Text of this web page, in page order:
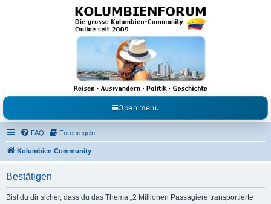
Kolumbienforum - Das
grosse Forum der
Freunde Kolumbiens
Reisen, Auswandern, Kultur, Politik, Geschichte und Visum in Kolumbien und Venezuela.
Austausch, Erfahrungen und Gemeinschaft im Kolumbienforum
Open menu
FAQ Forenregeln
Kolumbien Community
Bestätigen
Bist du dir sicher, dass du das Thema „2 Millionen Passagiere transportierte